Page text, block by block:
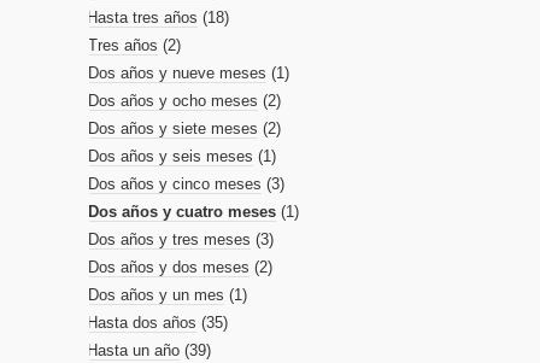
Hasta tres años (18)
Tres años (2)
Dos años y nueve meses (1)
Dos años y ocho meses (2)
Dos años y siete meses (2)
Dos años y seis meses (1)
Dos años y cinco meses (3)
Dos años y cuatro meses(1)
Dos años y tres meses (3)
Dos años y dos meses (2)
Dos años y un mes (1)
Hasta dos años (35)
Hasta un año (39)